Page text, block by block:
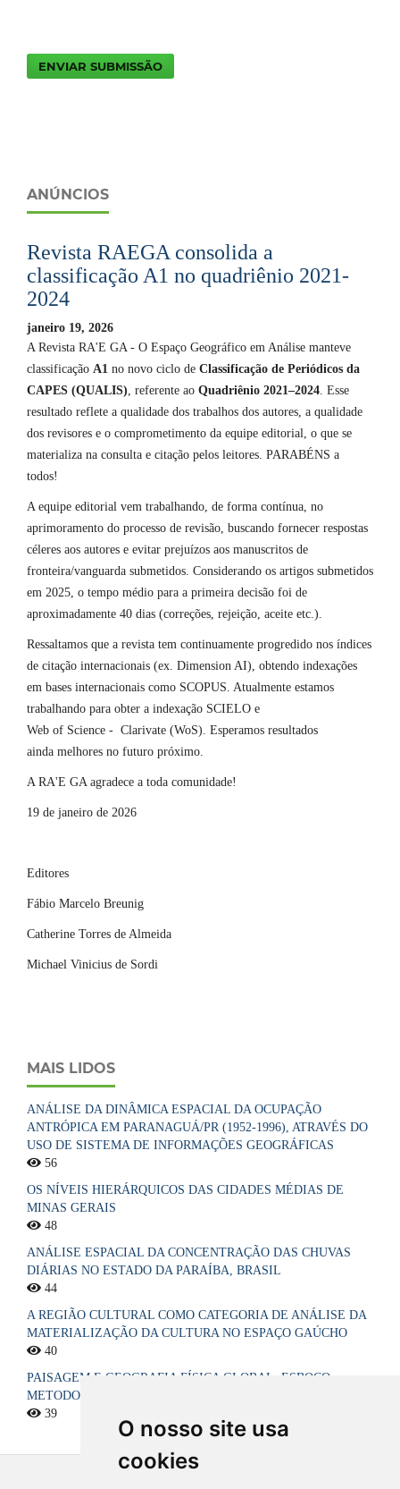
O nosso site usa
cookies
ENVIAR SUBMISSÃO
ANÚNCIOS
Revista RAEGA consolida a
classificação A1 no quadriênio 2021-
2024
janeiro 19, 2026
A Revista RA'E GA - O Espaço Geográfico em Análise manteve
classificação A1 no novo ciclo de Classificação de Periódicos da
CAPES (QUALIS), referente ao Quadriênio 2021–2024. Esse
resultado reflete a qualidade dos trabalhos dos autores, a qualidade
dos revisores e o comprometimento da equipe editorial, o que se
materializa na consulta e citação pelos leitores. PARABÉNS a
todos!
A equipe editorial vem trabalhando, de forma contínua, no
aprimoramento do processo de revisão, buscando fornecer respostas
céleres aos autores e evitar prejuízos aos manuscritos de
fronteira/vanguarda submetidos. Considerando os artigos submetidos
em 2025, o tempo médio para a primeira decisão foi de
aproximadamente 40 dias (correções, rejeição, aceite etc.).
Ressaltamos que a revista tem continuamente progredido nos índices
de citação internacionais (ex. Dimension AI), obtendo indexações
em bases internacionais como SCOPUS. Atualmente estamos
trabalhando para obter a indexação SCIELO e
Web of Science - Clarivate (WoS). Esperamos resultados
ainda melhores no futuro próximo.
A RA'E GA agradece a toda comunidade!
19 de janeiro de 2026
Editores
Fábio Marcelo Breunig
Catherine Torres de Almeida
Michael Vinicius de Sordi
MAIS LIDOS
ANÁLISE DA DINÂMICA ESPACIAL DA OCUPAÇÃO
ANTRÓPICA EM PARANAGUÁ/PR (1952-1996), ATRAVÉS DO
USO DE SISTEMA DE INFORMAÇÕES GEOGRÁFICAS
56
OS NÍVEIS HIERÁRQUICOS DAS CIDADES MÉDIAS DE
MINAS GERAIS
48
ANÁLISE ESPACIAL DA CONCENTRAÇÃO DAS CHUVAS
DIÁRIAS NO ESTADO DA PARAÍBA, BRASIL
44
A REGIÃO CULTURAL COMO CATEGORIA DE ANÁLISE DA
MATERIALIZAÇÃO DA CULTURA NO ESPAÇO GAÚCHO
40
PAISAGEM E GEOGRAFIA FÍSICA GLOBAL. ESBOÇO
METODOLÓGICO
39